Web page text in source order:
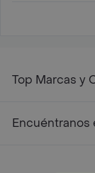
Top Marcas y
Encuéntranos